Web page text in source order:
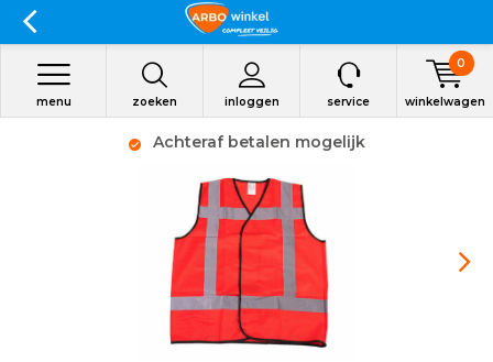
zoeken inloggen
menu service winkelwagen
0
Achteraf betalen mogelijk